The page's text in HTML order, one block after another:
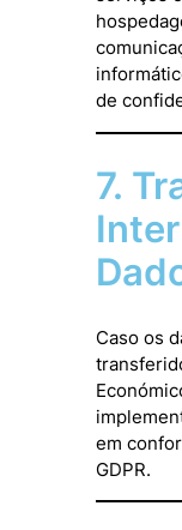
de
7.
Caso os
em
GDPR.